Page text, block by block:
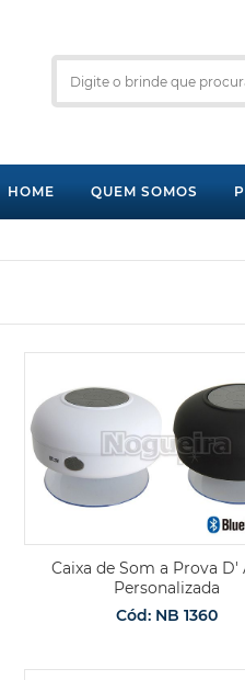
HOME QUEM SOMOS
Caixa de Som a Prova D'
Personalizada
Cód: NB 1360